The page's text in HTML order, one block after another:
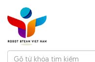
Tìm